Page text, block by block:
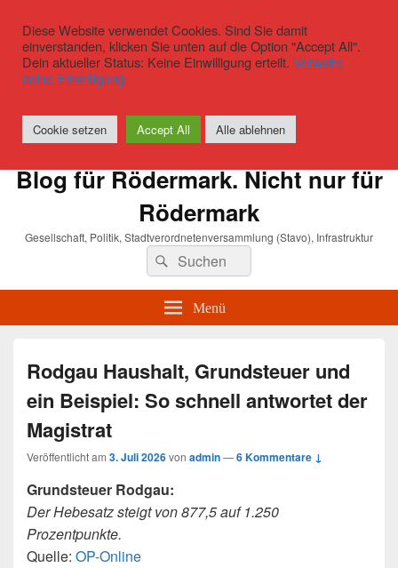
Blog für Rödermark. Nicht nur für
Rödermark
Gesellschaft, Politik, Stadtverordnetenversammlung (Stavo), Infrastruktur
Suchen
nach:
Suchen
Menü
Rodgau Haushalt, Grundsteuer und
ein Beispiel: So schnell antwortet der
Magistrat
Veröffentlicht am 3. Juli 2026von admin—6 Kommentare ↓
Grundsteuer Rodgau:
Der Hebesatz steigt von 877,5 auf 1.250
Prozentpunkte.
Quelle: OP-Online
Diese Website verwendet Cookies. Sind Sie damit
einverstanden, klicken Sie unten auf die Option "Accept All".
Dein aktueller Status: Keine Einwilligung erteilt. Verwalte
deine Einwilligung
Cookie setzen Accept All Alle ablehnen